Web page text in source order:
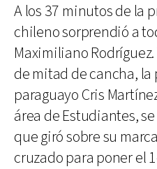
A los 37 minutos de la
chileno sorprendió a
Maximiliano
de mitad de cancha,
paraguayo Cris
área de Estudiantes,
que giró sobre su
cruzado para poner el